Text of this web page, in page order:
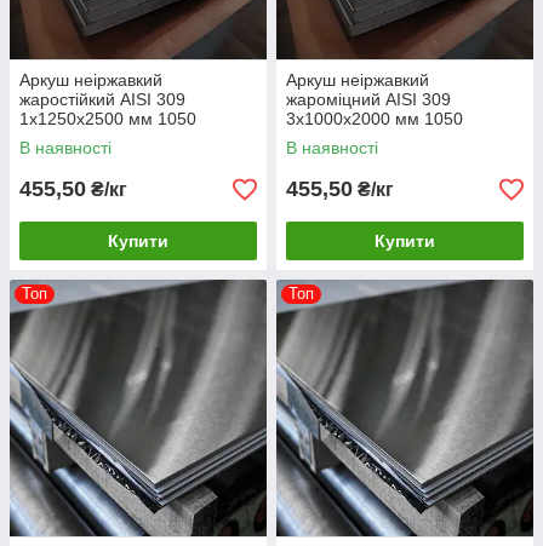
Аркуш неіржавкий
жаростійкий AISI 309
1х1250х2500 мм 1050
градусів
В наявності
455,50 ₴/кг
Купити
Аркуш неіржавкий
жароміцний AISI 309
3х1000х2000 мм 1050
градусів
В наявності
455,50 ₴/кг
Купити
Топ Топ